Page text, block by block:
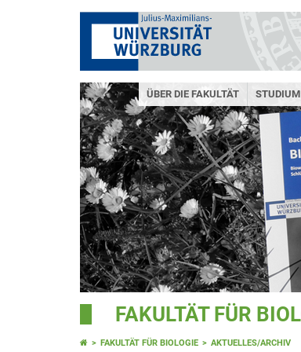
ÜBER DIE FAKULTÄT STUDIUM
FAKULTÄT FÜR
FAKULTÄT FÜR BIOLOGIE AKTUELLES/ARCHIV